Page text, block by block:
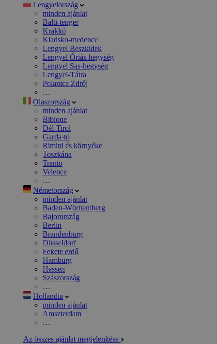
Lengyelország
minden ajánlat
Balti-tenger
Krakkó
Kladsko-medence
Lengyel Beszkidek
Lengyel Óriás-hegység
Lengyel Sas-hegység
Lengyel-Tátra
Polanica Zdrój
…
Olaszország
minden ajánlat
Bibione
Dél-Tirol
Garda-tó
Rimini és környéke
Toszkána
Trento
Velence
…
Németország
minden ajánlat
Baden-Württemberg
Bajorország
Berlin
Brandenburg
Düsseldorf
Fekete erdő
Hamburg
Hessen
Szászország
…
Hollandia
minden ajánlat
Amszterdam
…
Az összes ajánlat megjelenítése